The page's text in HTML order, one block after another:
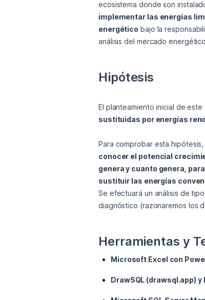
implementar las energías
energético bajo la
análisis del mercado
El planteamiento inicial de este
sustituidas por energías
Para comprobar esta hipótesis,
conocer el potencial
genera y cuanto genera,
sustituir las energías
Se efectuará un análisis de
Herramientas y
Microsoft Excel con
DrawSQL (drawsql.app)